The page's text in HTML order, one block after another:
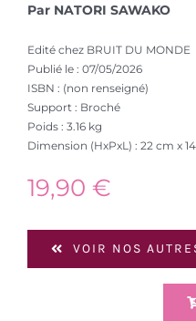
Par NATORI SAWAKO
Edité chez BRUIT DU MONDE
Publié le : 07/05/2026
ISBN : (non renseigné)
Support : Broché
Poids : 3.16 kg
Dimension (HxPxL) : 22 cm x
19,90 €
VOIR NOS